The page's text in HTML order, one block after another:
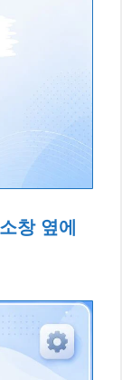
창 옆에